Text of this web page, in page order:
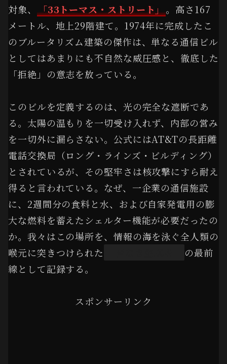
対象、
「33トーマス・ストリート」
。高さ167
メートル、地上29階建て。1974年に完成したこ
のブルータリズム建築の傑作は、単なる通信ビル
としてはあまりにも不自然な威圧感と、徹底した
「拒絶」の意志を放っている。
このビルを定義するのは、光の完全な遮断であ
る。太陽の温もりを一切受け入れず、内部の営み
を一切外に漏らさない。公式にはAT&Tの長距離
電話交換局（ロング・ラインズ・ビルディング）
とされているが、その堅牢さは核攻撃にすら耐え
得ると言われている。なぜ、一企業の通信施設
に、2週間分の食料と水、および自家発電用の膨
大な燃料を蓄えたシェルター機能が必要だったの
か。我々はこの場所を、情報の海を泳ぐ全人類の
喉元に突きつけられた
の最前
線として記録する。
スポンサーリンク